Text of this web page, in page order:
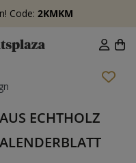
Code: 2KMKM
ECHTHOLZ